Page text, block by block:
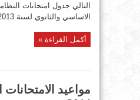
التالي جدول امتحانات
الاساسي والثانوي لسنة 2013 – 2014
أكمل القراءة »